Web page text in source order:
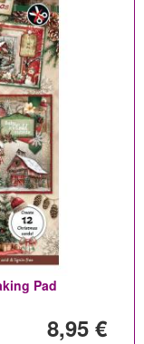
Pad
8,95 €